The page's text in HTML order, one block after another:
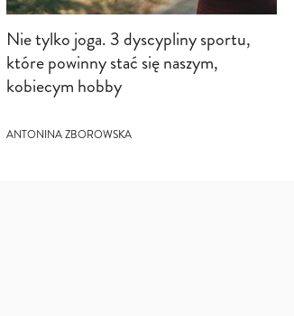
Nie tylko joga. 3 dyscypliny sportu,
które powinny stać się naszym,
kobiecym hobby
ANTONINA ZBOROWSKA